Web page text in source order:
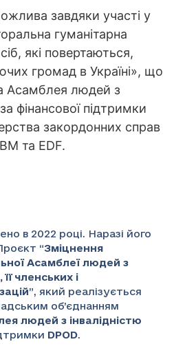
завдяки участі у
гуманітарна
які повертаються,
громад в Україні», що
Асамблея людей з
фінансової підтримки
закордонних справ
та EDF.
в 2022 році. Наразі його
“Зміцнення
Асамблеї людей з
членських і
”, який реалізується
об’єднанням
людей з інвалідністю
DPOD.